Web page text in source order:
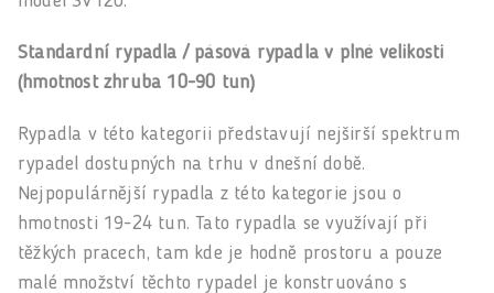
Standardní rypadla / pásová rypadla v plné velikosti
(hmotnost zhruba 10-90 tun)
Rypadla v této kategorii představují nejširší spektrum
rypadel dostupných na trhu v dnešní době.
Nejpopulárnější rypadla z této kategorie jsou o
hmotnosti 19-24 tun. Tato rypadla se využívají při
těžkých pracech, tam kde je hodně prostoru a pouze
malé množství těchto rypadel je konstruováno s